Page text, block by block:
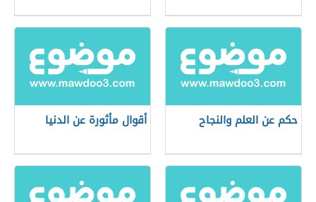
حكم عن العلم والنجاح أقوال مأثورة عن الدنيا